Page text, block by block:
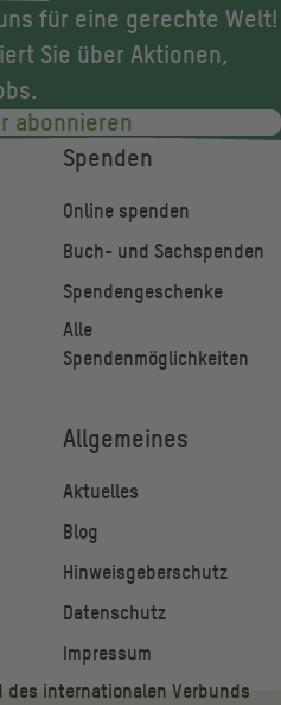
für eine gerechte Welt!
Sie über Aktionen,
abonnieren
Spenden
Online spenden
Buch- und Sachspenden
Spendengeschenke
Alle
Spendenmöglichkeiten
Allgemeines
Aktuelles
Blog
Hinweisgeberschutz
Datenschutz
Impressum
des internationalen Verbunds